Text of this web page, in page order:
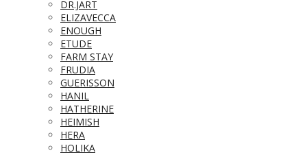
DR.JART
ELIZAVECCA
ENOUGH
ETUDE
FARM STAY
FRUDIA
GUERISSON
HANIL
HATHERINE
HEIMISH
HERA
HOLIKA